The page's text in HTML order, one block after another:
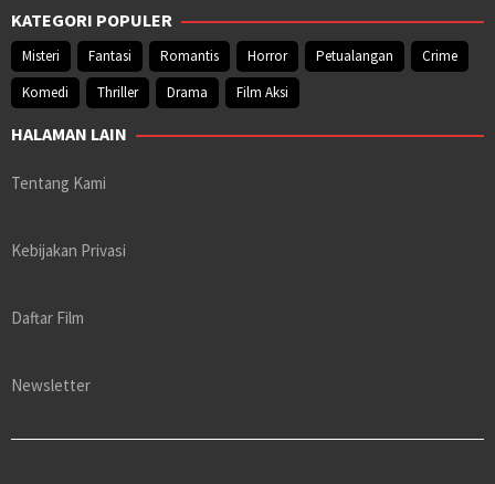
KATEGORI POPULER
Misteri Fantasi Romantis Horror Petualangan
Crime
Komedi
Thriller Drama Film Aksi
HALAMAN LAIN
Tentang Kami
Kebijakan Privasi
Daftar Film
Newsletter